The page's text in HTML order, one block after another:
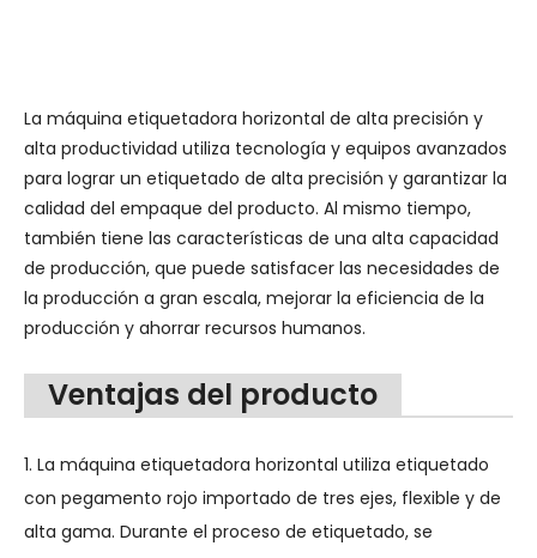
La máquina etiquetadora horizontal de alta precisión y
alta productividad utiliza tecnología y equipos avanzados
para lograr un etiquetado de alta precisión y garantizar la
calidad del empaque del producto. Al mismo tiempo,
también tiene las características de una alta capacidad
de producción, que puede satisfacer las necesidades de
la producción a gran escala, mejorar la eficiencia de la
producción y ahorrar recursos humanos.
Ventajas del producto
1. La máquina etiquetadora horizontal utiliza etiquetado
con pegamento rojo importado de tres ejes, flexible y de
alta gama. Durante el proceso de etiquetado, se